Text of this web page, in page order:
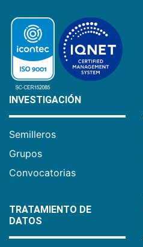
INVESTIGACIÓN
Semilleros
Grupos
Convocatorias
TRATAMIENTO DE
DATOS